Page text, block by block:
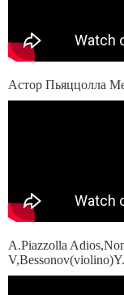
Астор Пьяццолла
A.Piazzolla